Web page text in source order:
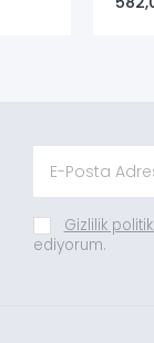
Gizlilik
ediyorum.